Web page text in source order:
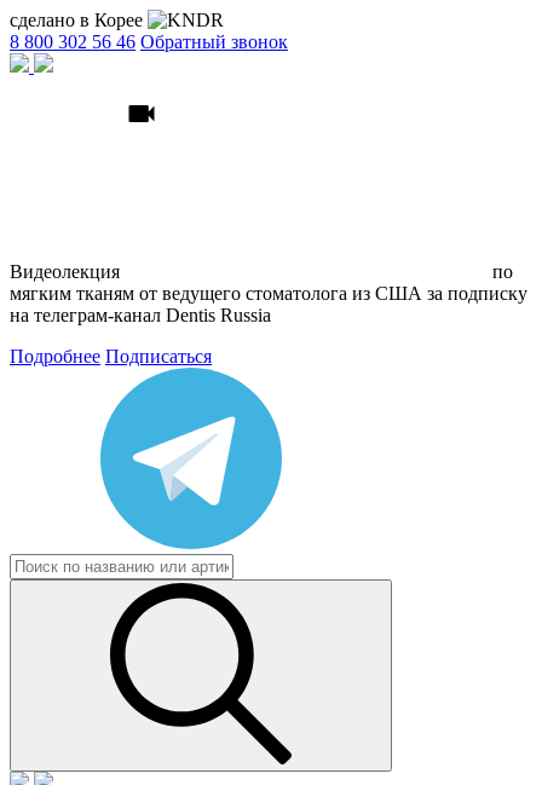
сделано в Корее
8 800 302 56 46 Обратный звонок
Видеолекция
по
мягким тканям от ведущего стоматолога из США за подписку
на телеграм-канал Dentis Russia
Подробнее Подписаться